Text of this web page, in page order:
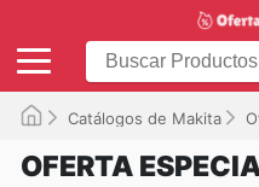
Catálogos de Makita
OFERTA